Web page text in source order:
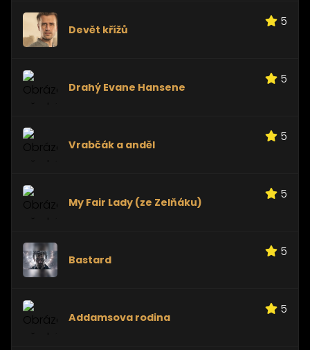
Devět křížů
5
Drahý Evane Hansene
5
Vrabčák a anděl
5
My Fair Lady (ze Zelňáku)
5
Bastard
5
Addamsova rodina
5